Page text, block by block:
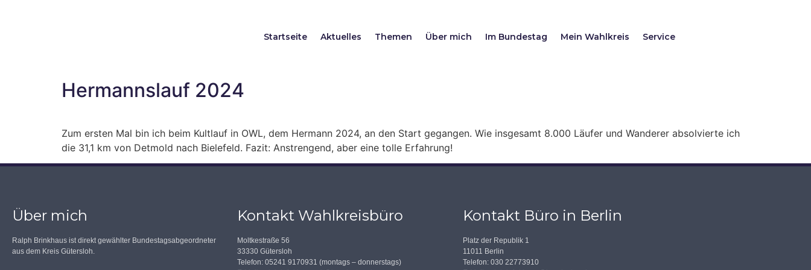
Startseite Aktuelles Themen Über mich Im Bundestag Mein Wahlkreis Service
Hermannslauf 2024
Zum ersten Mal bin ich beim Kultlauf in OWL, dem Hermann 2024, an den Start gegangen. Wie insgesamt 8.000 Läufer und Wanderer absolvierte ich
die 31,1 km von Detmold nach Bielefeld. Fazit: Anstrengend, aber eine tolle Erfahrung!
Über mich
Ralph Brinkhaus ist direkt gewählter Bundestagsabgeordneter
aus dem Kreis Gütersloh.
Kontakt Wahlkreisbüro
Moltkestraße 56
33330 Gütersloh
Telefon: 05241 9170931 (montags – donnerstags)
Kontakt Büro in Berlin
Platz der Republik 1
11011 Berlin
Telefon: 030 22773910